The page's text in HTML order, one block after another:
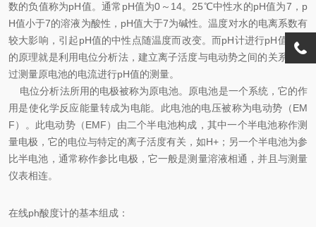
数的负值称为pH值。通常pH值为0～14。25℃中性水的pH值为7，p
H值小于7的溶液为酸性，pH值大于7为碱性。温度对水的电离系数有
较大影响，引起pH值的中性点随温度而改变。而pH计进行pH值测量
的原理就是利用电位分析法，建立离子活度与电动势之间的关系，通
过测量原电池的电流进行pH值的测量。
电位分析法所用的电极被称为原电池。原电池是一个系统，它的作
用是使化学反应能量转成为电能。此电池的电压被称为电动势（EM
F）。此电动势（EMF）由二个半电池构成，其中一个半电池称作测
量电极，它的电位与特定的离子活度有关，如H+；另一个半电池为参
比半电池，通常称作参比电极，它一般是测量溶液相通，并且与测量
仪表相连。
在线ph酸度计的基本组成：